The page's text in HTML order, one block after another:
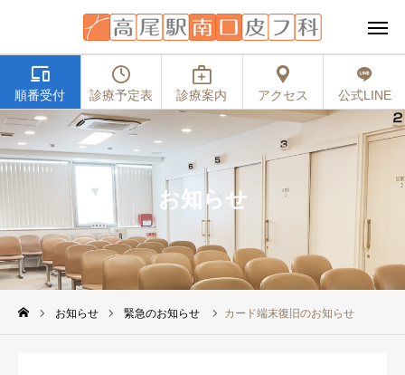
devices
順番受付 診療予定表
medical_services
診療案内 アクセス 公式LINE
お知らせ
お知らせ 緊急のお知らせ カード端末復旧のお知らせ

順番受付

診療予定表

診療案内 アクセス 公式LINE
当院について
診療予定表
医師紹介
診療の順番受付